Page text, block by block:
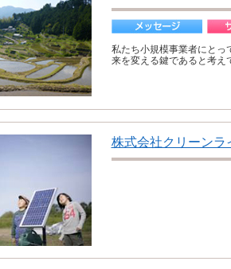
私たち小規模事業者にとっ
来を変える鍵であると考え
株式会社クリーンラ